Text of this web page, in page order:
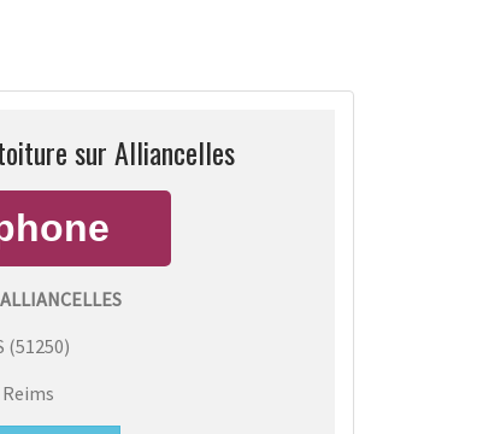
sur Alliancelles
(51250)